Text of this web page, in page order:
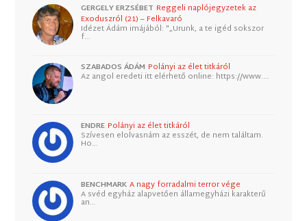
GERGELY ERZSÉBET Reggeli naplójegyzetek az
Exoduszról (21) – Felkavaró
Idézet Ádám imájából: "„Urunk, a te igéd sokszor
f…
SZABADOS ÁDÁM Polányi az élet titkáról
Az angol eredeti itt elérhető online: https://www.…
ENDRE Polányi az élet titkáról
Szívesen elolvasnám az esszét, de nem találtam.
Ho…
BENCHMARK A nagy forradalmi terror vége
A svéd egyház alapvetően államegyházi karakterű
an…